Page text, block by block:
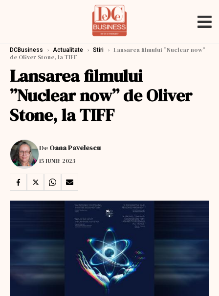
DCBusiness › Actualitate › Stiri › Lansarea filmului ”Nuclear now”
de Oliver Stone, la TIFF
Lansarea filmului
”Nuclear now” de Oliver
Stone, la TIFF
De Oana Pavelescu
15 IUNIE 2023